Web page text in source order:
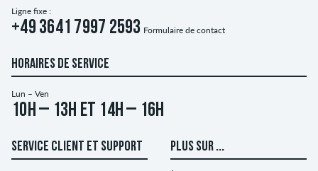
Ligne fixe :
+49 3641 7997 2593 Formulaire de contact
HORAIRES DE SERVICE
Lun – Ven
10h – 13h et 14h – 16h
SERVICE CLIENT ET SUPPORT PLUS SUR ...